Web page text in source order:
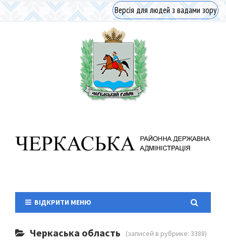
Версія для людей з вадами зору
ВІДКРИТИ МЕНЮ
Черкаська область (записей в рубрике: 3388)